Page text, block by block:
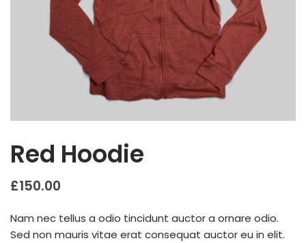
Red Hoodie
£150.00
Nam nec tellus a odio tincidunt auctor a ornare odio.
Sed non mauris vitae erat consequat auctor eu in elit.